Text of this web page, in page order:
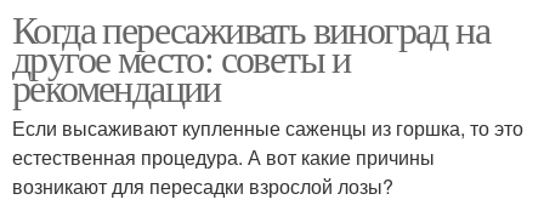
Когда пересаживать виноград на
другое место: советы и
рекомендации
Если высаживают купленные саженцы из горшка, то это
естественная процедура. А вот какие причины
возникают для пересадки взрослой лозы?